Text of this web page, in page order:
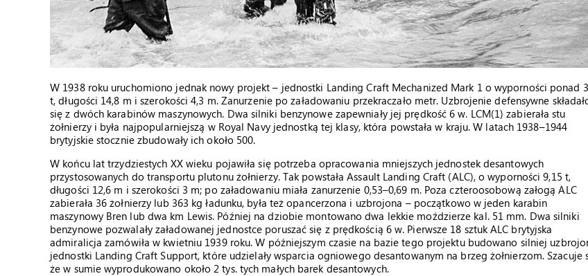
W 1938 roku uruchomiono jednak nowy projekt – jednostki Landing Craft Mechanized Mark 1 o wyporności ponad
t, długości 14,8 m i szerokości 4,3 m. Zanurzenie po załadowaniu przekraczało metr. Uzbrojenie defensywne
się z dwóch karabinów maszynowych. Dwa silniki benzynowe zapewniały jej prędkość 6 w. LCM(1) zabierała stu
żołnierzy i była najpopularniejszą w Royal Navy jednostką tej klasy, która powstała w kraju. W latach 1938–1944
brytyjskie stocznie zbudowały ich około 500.
W końcu lat trzydziestych XX wieku pojawiła się potrzeba opracowania mniejszych jednostek desantowych
przystosowanych do transportu plutonu żołnierzy. Tak powstała Assault Landing Craft (ALC), o wyporności 9,15 t,
długości 12,6 m i szerokości 3 m; po załadowaniu miała zanurzenie 0,53–0,69 m. Poza czteroosobową załogą ALC
zabierała 36 żołnierzy lub 363 kg ładunku, była też opancerzona i uzbrojona – początkowo w jeden karabin
maszynowy Bren lub dwa km Lewis. Później na dziobie montowano dwa lekkie moździerze kal. 51 mm. Dwa silniki
benzynowe pozwalały załadowanej jednostce poruszać się z prędkością 6 w. Pierwsze 18 sztuk ALC brytyjska
admiralicja zamówiła w kwietniu 1939 roku. W późniejszym czasie na bazie tego projektu budowano silniej
jednostki Landing Craft Support, które udzielały wsparcia ogniowego desantowanym na brzeg żołnierzom. Szacuje
że w sumie wyprodukowano około 2 tys. tych małych barek desantowych.